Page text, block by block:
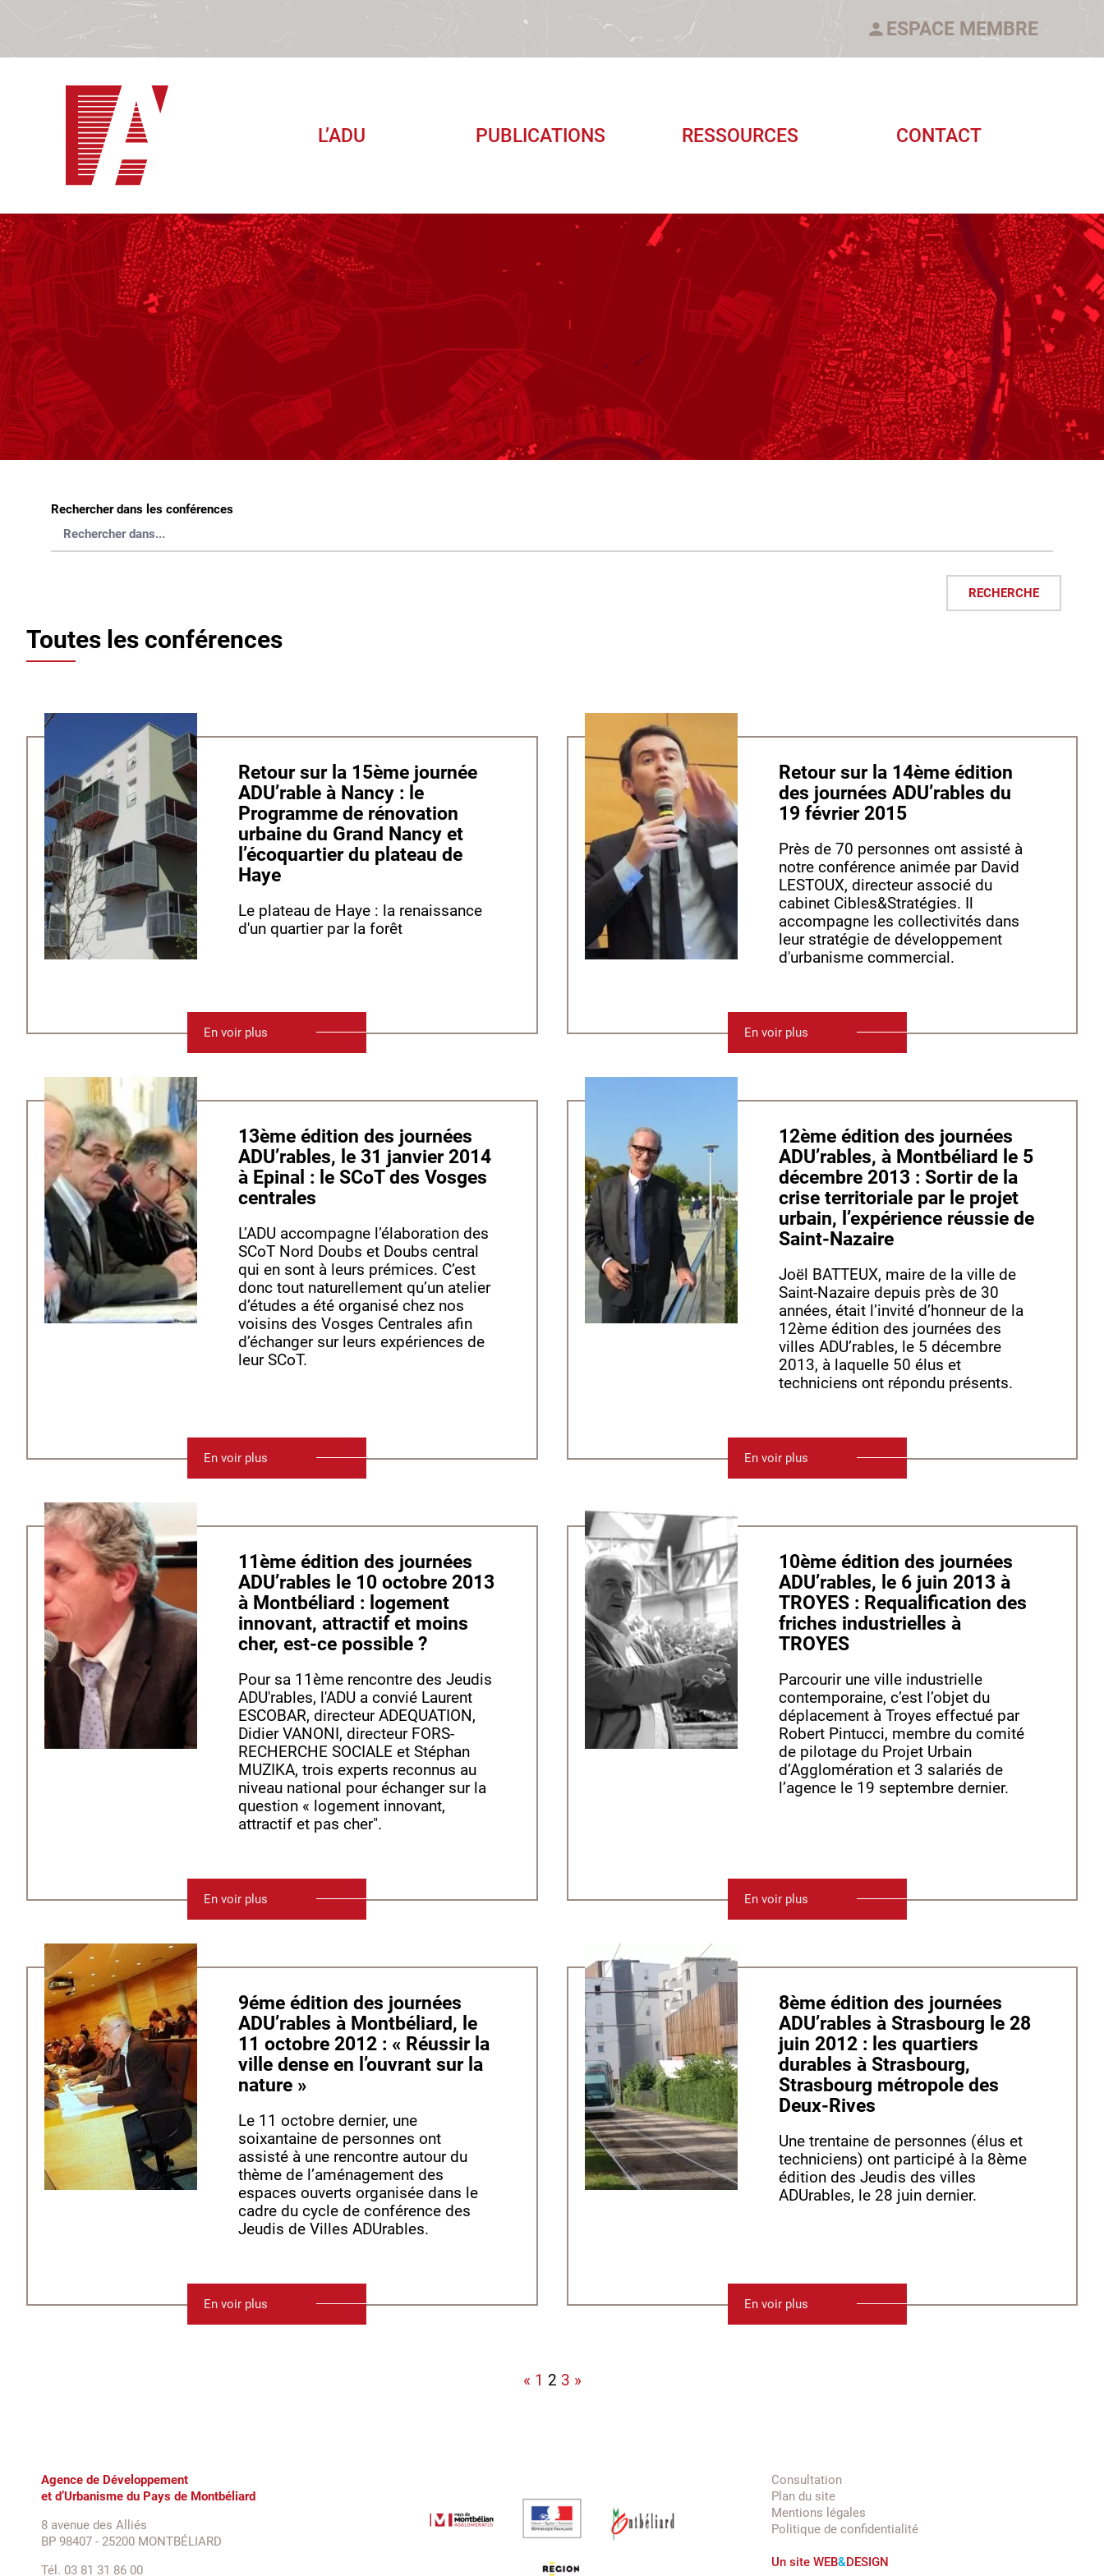
ESPACE MEMBRE
L’ADU PUBLICATIONS RESSOURCES CONTACT
Rechercher dans les conférences
RECHERCHE
Toutes les conférences
Retour sur la 15ème journée
ADU’rable à Nancy : le
Programme de rénovation
urbaine du Grand Nancy et
l’écoquartier du plateau de
Haye
Le plateau de Haye : la renaissance
d'un quartier par la forêt
En voir plus
Retour sur la 14ème édition
des journées ADU’rables du
19 février 2015
Près de 70 personnes ont assisté à
notre conférence animée par David
LESTOUX, directeur associé du
cabinet Cibles&Stratégies. Il
accompagne les collectivités dans
leur stratégie de développement
d'urbanisme commercial.
En voir plus
13ème édition des journées
ADU’rables, le 31 janvier 2014
à Epinal : le SCoT des Vosges
centrales
L’ADU accompagne l’élaboration des
SCoT Nord Doubs et Doubs central
qui en sont à leurs prémices. C’est
donc tout naturellement qu’un atelier
d’études a été organisé chez nos
voisins des Vosges Centrales afin
d’échanger sur leurs expériences de
leur SCoT.
En voir plus
12ème édition des journées
ADU’rables, à Montbéliard le 5
décembre 2013 : Sortir de la
crise territoriale par le projet
urbain, l’expérience réussie de
Saint-Nazaire
Joël BATTEUX, maire de la ville de
Saint-Nazaire depuis près de 30
années, était l’invité d’honneur de la
12ème édition des journées des
villes ADU’rables, le 5 décembre
2013, à laquelle 50 élus et
techniciens ont répondu présents.
En voir plus
11ème édition des journées
ADU’rables le 10 octobre 2013
à Montbéliard : logement
innovant, attractif et moins
cher, est-ce possible ?
Pour sa 11ème rencontre des Jeudis
ADU'rables, l'ADU a convié Laurent
ESCOBAR, directeur ADEQUATION,
Didier VANONI, directeur FORS-
RECHERCHE SOCIALE et Stéphan
MUZIKA, trois experts reconnus au
niveau national pour échanger sur la
question « logement innovant,
attractif et pas cher".
En voir plus
10ème édition des journées
ADU’rables, le 6 juin 2013 à
TROYES : Requalification des
friches industrielles à
TROYES
Parcourir une ville industrielle
contemporaine, c’est l’objet du
déplacement à Troyes effectué par
Robert Pintucci, membre du comité
de pilotage du Projet Urbain
d’Agglomération et 3 salariés de
l’agence le 19 septembre dernier.
En voir plus
9éme édition des journées
ADU’rables à Montbéliard, le
11 octobre 2012 : « Réussir la
ville dense en l’ouvrant sur la
nature »
Le 11 octobre dernier, une
soixantaine de personnes ont
assisté à une rencontre autour du
thème de l’aménagement des
espaces ouverts organisée dans le
cadre du cycle de conférence des
Jeudis de Villes ADUrables.
En voir plus
8ème édition des journées
ADU’rables à Strasbourg le 28
juin 2012 : les quartiers
durables à Strasbourg,
Strasbourg métropole des
Deux-Rives
Une trentaine de personnes (élus et
techniciens) ont participé à la 8ème
édition des Jeudis des villes
ADUrables, le 28 juin dernier.
En voir plus
« 1 2 3 »
Agence de Développement
et d’Urbanisme du Pays de Montbéliard
8 avenue des Alliés
BP 98407 - 25200 MONTBÉLIARD
Tél. 03 81 31 86 00
Consultation
Plan du site
Mentions légales
Politique de confidentialité
Un siteWEB&DESIGN